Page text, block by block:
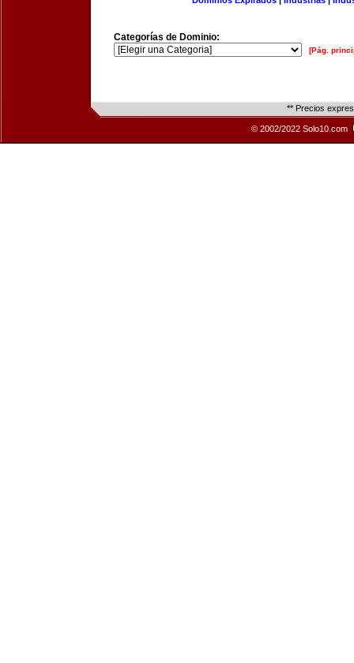
Categorías de Dominio:
[Pág.
** Precios
© 2002/2022 Solo10.com